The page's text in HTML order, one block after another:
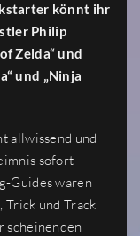
könnt ihr
Philip
Zelda“ und
und „Ninja
allwissend und
sofort
Guides waren
Trick und Track
scheinenden